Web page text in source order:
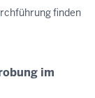
finden
im